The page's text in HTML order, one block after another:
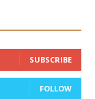
SUBSCRIBE
FOLLOW